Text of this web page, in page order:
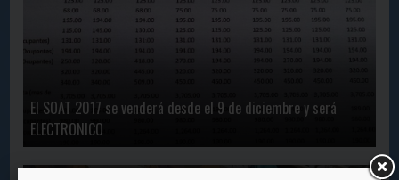
El SOAT 2017 se venderá desde el 9 de diciembre y será
ELECTRONICO